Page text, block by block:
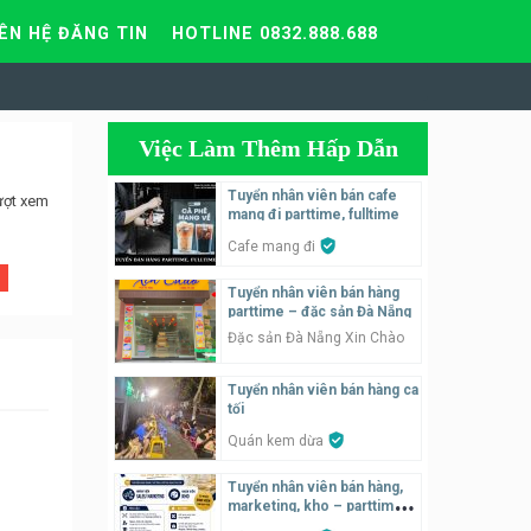
HỆ ĐĂNG TIN HOTLINE 0832.888.688
xem
Việc Làm Thêm Hấp Dẫn
Tuyển nhân viên bán cafe
mang đi parttime, fulltime
Cafe mang đi
Tuyển nhân viên bán hàng
parttime – đặc sản Đà Nẵng
Đặc sản Đà Nẵng Xin Chào
Tuyển nhân viên bán hàng ca
tối
Quán kem dừa
Tuyển nhân viên bán hàng,
marketing, kho – parttime,